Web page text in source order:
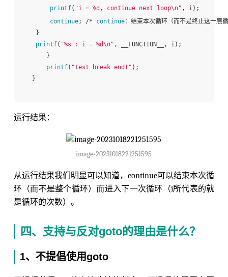
printf( "i = %d, continue next loop\n" , i);
continue; /* continue：结束本次循环（而不是终止这一层
}
printf( "%s : i = %d\n" , __FUNCTION__, i);
}
printf( "test break end!" );
运行结果：
image-20231018221251595
从运行结果我们明显可以知道，continue可以结束本次循
环（而不是整个循环）而进入下一次循环（i所代表的就
是循环的次数）。
四、支持与反对goto的理由是什么？
1、不提倡使用goto